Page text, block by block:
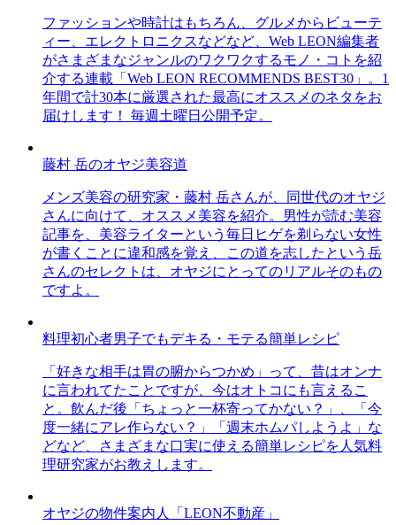
ファッションや時計はもちろん、グルメからビューテ
ィー、エレクトロニクスなどなど、Web LEON編集者
がさまざまなジャンルのワクワクするモノ・コトを紹
介する連載「Web LEON RECOMMENDS BEST30」。1
年間で計30本に厳選された最高にオススメのネタをお
届けします！ 毎週土曜日公開予定。
藤村 岳のオヤジ美容道
メンズ美容の研究家・藤村 岳さんが、同世代のオヤジ
さんに向けて、オススメ美容を紹介。男性が読む美容
記事を、美容ライターという毎日ヒゲを剃らない女性
が書くことに違和感を覚え、この道を志したという岳
さんのセレクトは、オヤジにとってのリアルそのもの
ですよ。
料理初心者男子でもデキる・モテる簡単レシピ
「好きな相手は胃の腑からつかめ」って、昔はオンナ
に言われてたことですが、今はオトコにも言えるこ
と。飲んだ後「ちょっと一杯寄ってかない？」、「今
度一緒にアレ作らない？」「週末ホムパしようよ」な
どなど、さまざまな口実に使える簡単レシピを人気料
理研究家がお教えします。
オヤジの物件案内人「LEON不動産」